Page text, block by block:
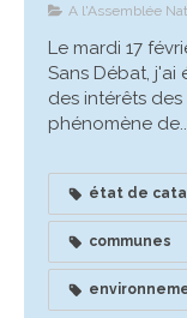
A l'Assemblée
Le mardi 17
Sans Débat,
des intérêts
phénomène
état de
communes